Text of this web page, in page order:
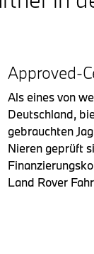
Approved-
Als eines von
Deutschland,
gebrauchten
Nieren geprüft
Land Rover